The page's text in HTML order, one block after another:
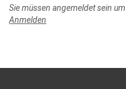
Sie müssen angemeldet sein
Anmelden